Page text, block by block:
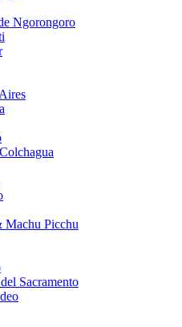
Ngorongoro
Machu Picchu
Sacramento